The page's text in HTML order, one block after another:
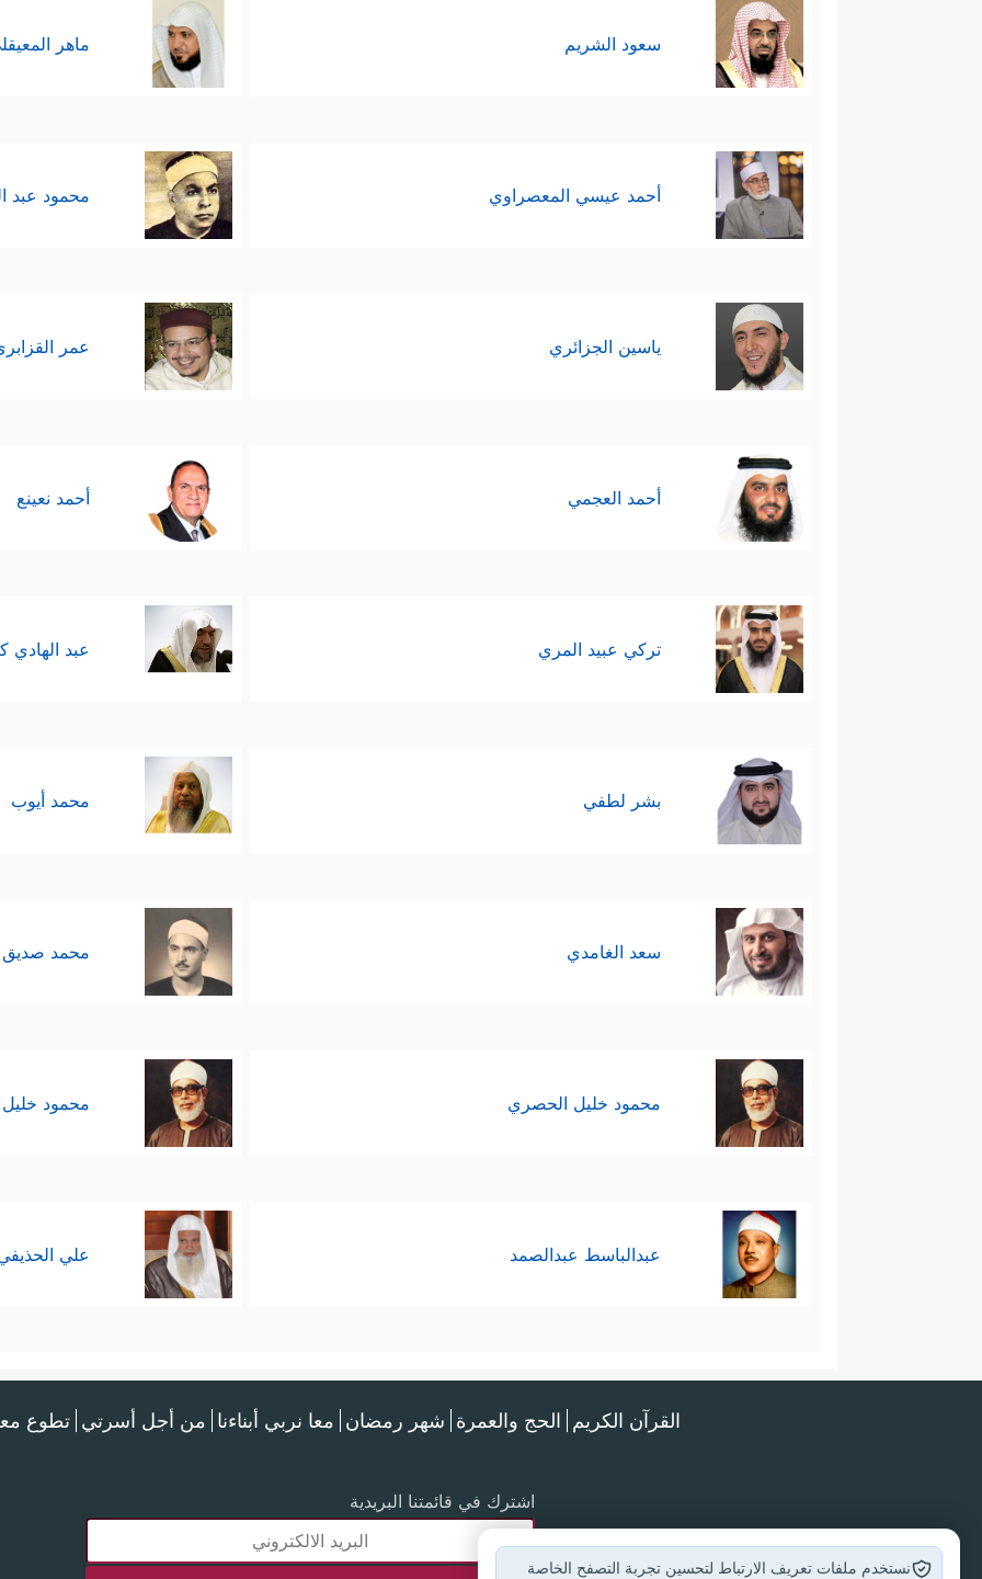
سعود الشريم ماهر
أحمد عيسي المعصراوي محمود عبد
ياسين الجزائري عمر
أحمد العجمي أحمد نعينع
تركي عبيد المري عبد الهادي
بشر لطفي محمد أيوب
سعد الغامدي محمد صديق
محمود خليل الحصري محمود
عبدالباسط عبدالصمد علي
القرآن الكريم الحج والعمرة شهر رمضان معا نربي أبناءنا من أجل أسرتي تطوع
اشترك في قائمتنا البريدية
نستخدم ملفات تعريف الارتباط لتحسين تجربة التصفح الخاصة